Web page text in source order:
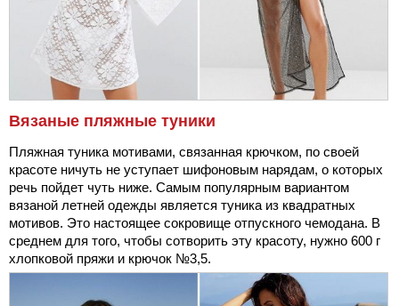
Вязаные пляжные туники
Пляжная туника мотивами, связанная крючком, по своей
красоте ничуть не уступает шифоновым нарядам, о которых
речь пойдет чуть ниже. Самым популярным вариантом
вязаной летней одежды является туника из квадратных
мотивов. Это настоящее сокровище отпускного чемодана. В
среднем для того, чтобы сотворить эту красоту, нужно 600 г
хлопковой пряжи и крючок №3,5.